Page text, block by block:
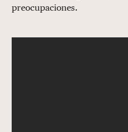
preocupaciones.